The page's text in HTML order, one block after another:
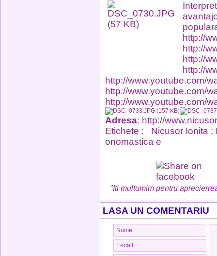
http://
http://
http://
http://
http://www.youtube.com/
http://www.youtube.com/
http://www.youtube.com/
Adresa: http://
Etichete :
Nicusor Ionita ;
onomastica e
"Iti multumim pentru
LASA UN COMENTARIU